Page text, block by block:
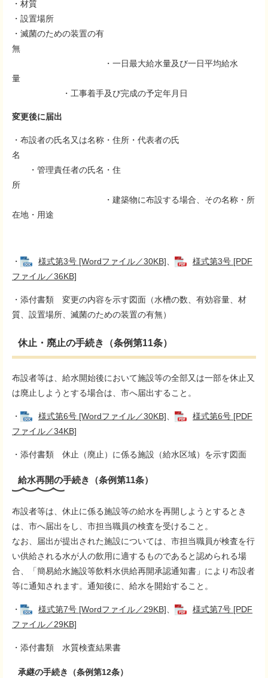
・材質
・設置場所
・滅菌のための装置の有
無
・一日最大給水量及び一日平均給水
量
・工事着手及び完成の予定年月日
変更後に届出
​・布設者の氏名又は名称・住所・代表者の氏
名
・管理責任者の氏名・住
所
・建築物に布設する場合、その名称・所
在地・用途
・ 様式第3号 [Wordファイル／30KB]
様式第3号 [PDF
ファイル／36KB]
・添付書類 変更の内容を示す図面（水槽の数、有効容量、材
質、設置場所、滅菌のための装置の有無）
休止・廃止の手続き（条例第11条）
布設者等は、給水開始後において施設等の全部又は一部を休止又
は廃止しようとする場合は、市へ届出すること。
・ 様式第6号 [Wordファイル／30KB]
様式第6号 [PDF
ファイル／34KB]
・添付書類 休止（廃止）に係る施設（給水区域）を示す図面
給水再開の手続き（条例第11条）
布設者等は、休止に係る施設等の給水を再開しようとするとき
は、市へ届出をし、市担当職員の検査を受けること。
なお、届出が提出された施設については、市担当職員が検査を行
い供給される水が人の飲用に適するものであると認められる場
合、「簡易給水施設等飲料水供給再開承認通知書」により布設者
等に通知されます。通知後に、給水を開始すること。
・ 様式第7号 [Wordファイル／29KB]
様式第7号 [PDF
ファイル／29KB]
・添付書類 水質検査結果書
承継の手続き（条例第12条）